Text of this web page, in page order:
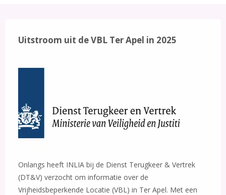
Uitstroom uit de VBL Ter Apel in 2025
Onlangs heeft INLIA bij de Dienst Terugkeer & Vertrek
(DT&V) verzocht om informatie over de
Vrijheidsbeperkende Locatie (VBL) in Ter Apel. Met een